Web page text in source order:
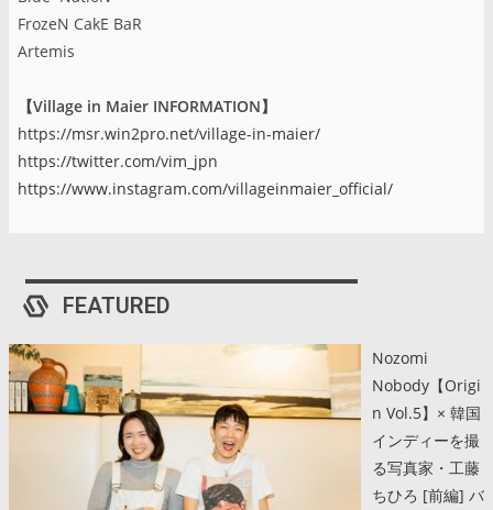
FrozeN CakE BaR
Artemis
【Village in Maier INFORMATION】
https://msr.win2pro.net/village-in-maier/
https://twitter.com/vim_jpn
https://www.instagram.com/villageinmaier_official/
FEATURED
Nozomi
Nobody【Origi
n Vol.5】× 韓国
インディーを撮
る写真家・工藤
ちひろ [前編] バ